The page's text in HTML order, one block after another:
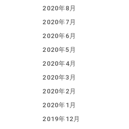
2020年8月
2020年7月
2020年6月
2020年5月
2020年4月
2020年3月
2020年2月
2020年1月
2019年12月